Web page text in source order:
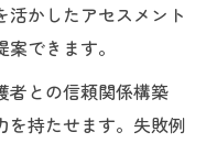
活かしたアセスメント
できます。
者との信頼関係構築
を持たせます。失敗例